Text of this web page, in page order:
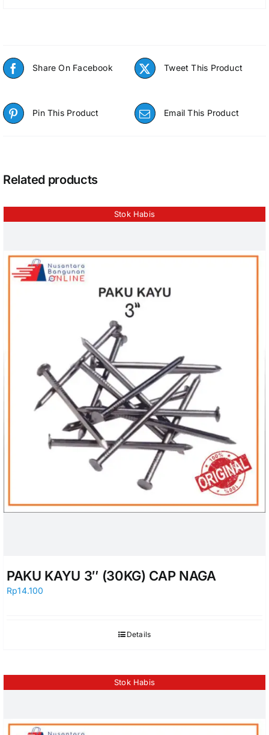
Share On Facebook Tweet This Product
Pin This Product Email This Product
Related products
Stok Habis
PAKU KAYU 3″ (30KG) CAP NAGA
Rp14.100
Details
Stok Habis